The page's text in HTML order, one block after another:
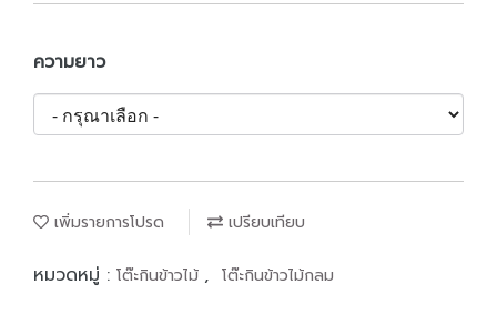
ความยาว
เพิ่มรายการโปรด เปรียบเทียบ
หมวดหมู่ : โต๊ะกินข้าวไม้ , โต๊ะกินข้าวไม้กลม